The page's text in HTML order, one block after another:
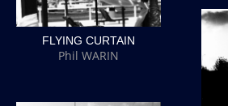
FLYING CURTAIN
Phil WARIN